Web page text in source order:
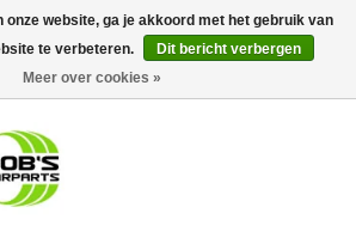
0 Artikelen - €0,00
onze website, ga je akkoord met het gebruik van
te verbeteren.
Dit bericht verbergen
Meer over cookies »